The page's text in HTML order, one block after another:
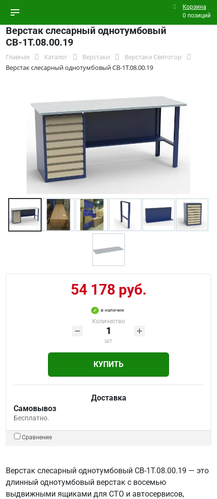
Корзина
0 позиций
Верстак слесарный однотумбовый
СВ-1Т.08.00.19
Главная Каталог Верстаки
Верстаки Святогор
Верстак слесарный однотумбовый СВ-1Т.08.00.19
54 178 руб.
в наличии
Количество
шт
КУПИТЬ
Доставка
Самовывоз
Бесплатно.
Сравнение
Верстак слесарный однотумбовый СВ-1Т.08.00.19 — это
длинный однотумбовый верстак с восемью
выдвижными ящиками для СТО и автосервисов,